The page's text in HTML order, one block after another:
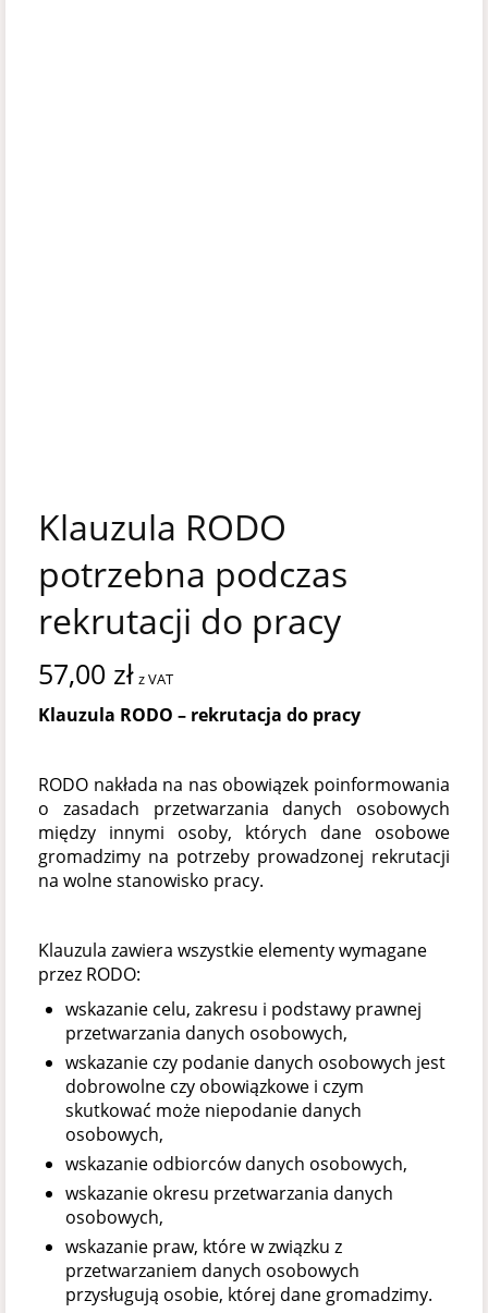
Klauzula RODO
potrzebna podczas
rekrutacji do pracy
57,00 zł z VAT
Klauzula RODO – rekrutacja do pracy
RODO nakłada na nas obowiązek poinformowania
o zasadach przetwarzania danych osobowych
między innymi osoby, których dane osobowe
gromadzimy na potrzeby prowadzonej rekrutacji
na wolne stanowisko pracy.
Klauzula zawiera wszystkie elementy wymagane
przez RODO:
wskazanie celu, zakresu i podstawy prawnej
przetwarzania danych osobowych,
wskazanie czy podanie danych osobowych jest
dobrowolne czy obowiązkowe i czym
skutkować może niepodanie danych
osobowych,
wskazanie odbiorców danych osobowych,
wskazanie okresu przetwarzania danych
osobowych,
wskazanie praw, które w związku z
przetwarzaniem danych osobowych
przysługują osobie, której dane gromadzimy.